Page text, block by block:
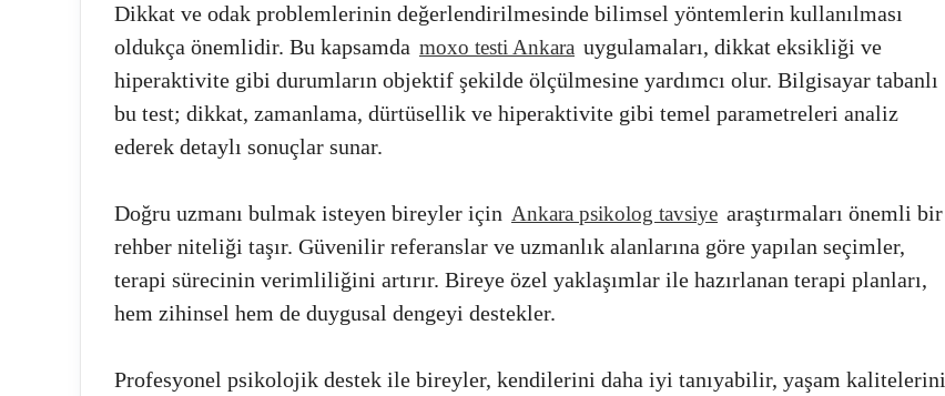
Dikkat ve odak problemlerinin değerlendirilmesinde bilimsel yöntemlerin kullanılması
oldukça önemlidir. Bu kapsamda moxo testi Ankara uygulamaları, dikkat eksikliği ve
hiperaktivite gibi durumların objektif şekilde ölçülmesine yardımcı olur. Bilgisayar tabanlı
bu test; dikkat, zamanlama, dürtüsellik ve hiperaktivite gibi temel parametreleri analiz
ederek detaylı sonuçlar sunar.
Doğru uzmanı bulmak isteyen bireyler için Ankara psikolog tavsiye araştırmaları önemli bir
rehber niteliği taşır. Güvenilir referanslar ve uzmanlık alanlarına göre yapılan seçimler,
terapi sürecinin verimliliğini artırır. Bireye özel yaklaşımlar ile hazırlanan terapi planları,
hem zihinsel hem de duygusal dengeyi destekler.
Profesyonel psikolojik destek ile bireyler, kendilerini daha iyi tanıyabilir, yaşam kalitelerini